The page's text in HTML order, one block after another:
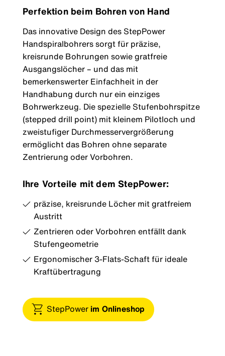
Perfektion beim Bohren von Hand
Das innovative Design des StepPower
Handspiralbohrers sorgt für präzise,
kreisrunde Bohrungen sowie gratfreie
Ausgangslöcher – und das mit
bemerkenswerter Einfachheit in der
Handhabung durch nur ein einziges
Bohrwerkzeug. Die spezielle Stufenbohrspitze
(stepped drill point) mit kleinem Pilotloch und
zweistufiger Durchmesservergrößerung
ermöglicht das Bohren ohne separate
Zentrierung oder Vorbohren.
Ihre Vorteile mit dem StepPower:
präzise, kreisrunde Löcher mit gratfreiem
Austritt
Zentrieren oder Vorbohren entfällt dank
Stufengeometrie
Ergonomischer 3-Flats-Schaft für ideale
Kraftübertragung
StepPower im Onlineshop